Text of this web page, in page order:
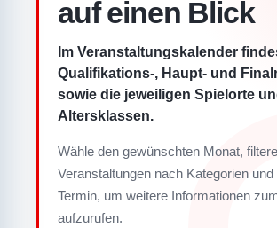
auf einen Blick
Im Veranstaltungskalender
Qualifikations-, Haupt- und
sowie die jeweiligen Spielorte
Altersklassen.
Wähle den gewünschten Monat,
Veranstaltungen nach Kategorien und
Termin, um weitere Informationen
aufzurufen.